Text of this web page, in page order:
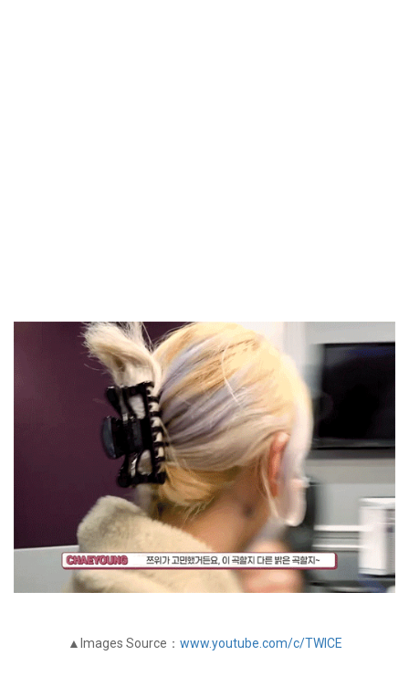
▲Images Source： www.youtube.com/c/TWICE